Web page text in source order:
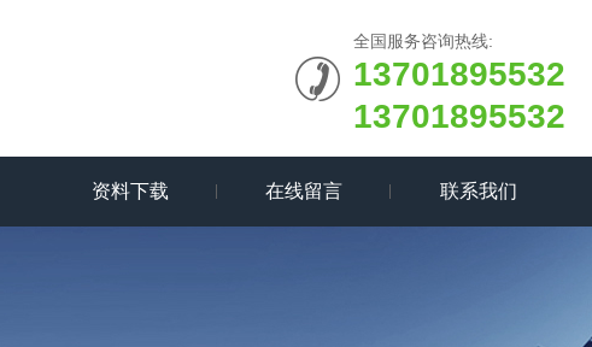
全国服务咨询热线:
13701895532
13701895532
资料下载 在线留言 联系我们